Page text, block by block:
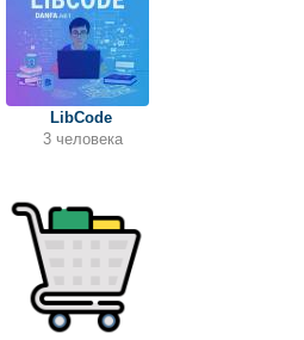
LibCode
3 человека